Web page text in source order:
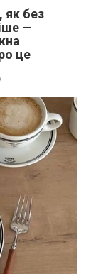
як без
—
це